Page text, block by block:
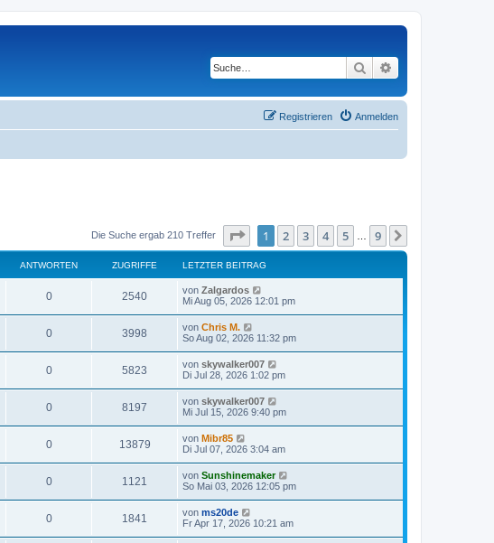
Suche
Anmelden
Registrieren
Die Suche ergab 210 Treffer Seite von9
1 2 3 4 5 9
ANTWORTEN ZUGRIFFE LETZTER BEITRAG
0 2540 von Zalgardos
Mi Aug 05, 2026 12:01 pm
0 3998 von Chris M.
So Aug 02, 2026 11:32 pm
0 5823 von skywalker007
Di Jul 28, 2026 1:02 pm
0 8197 von skywalker007
Mi Jul 15, 2026 9:40 pm
0 13879 von Mibr85
Di Jul 07, 2026 3:04 am
0 1121 von Sunshinemaker
So Mai 03, 2026 12:05 pm
0 1841 von ms20de
Fr Apr 17, 2026 10:21 am